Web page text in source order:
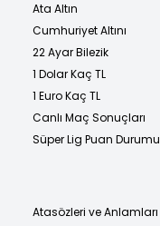
Ata Altın
Cumhuriyet Altını
22 Ayar Bilezik
1 Dolar Kaç TL
1 Euro Kaç TL
Canlı Maç Sonuçları
Süper Lig Puan Durumu
Atasözleri ve Anlamları